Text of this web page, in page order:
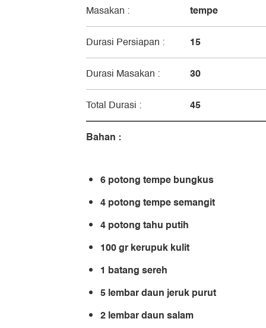
Masakan : tempe
Durasi Persiapan : 15
Durasi Masakan : 30
Total Durasi : 45
Bahan :
6 potong tempe bungkus
4 potong tempe semangit
4 potong tahu putih
100 gr kerupuk kulit
1 batang sereh
5 lembar daun jeruk purut
2 lembar daun salam